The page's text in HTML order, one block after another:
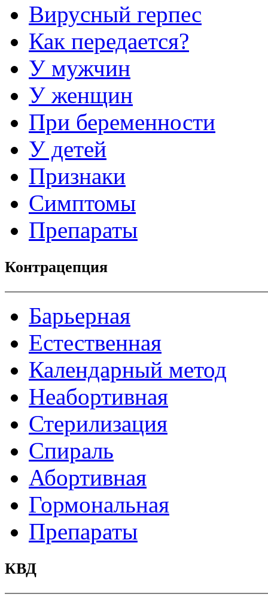
Вирусный герпес
Как передается?
У мужчин
У женщин
При беременности
У детей
Признаки
Симптомы
Препараты
Контрацепция
Барьерная
Естественная
Календарный метод
Неабортивная
Стерилизация
Спираль
Абортивная
Гормональная
Препараты
КВД